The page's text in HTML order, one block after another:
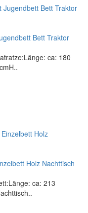
Bett Traktor
ca: 180
Holz Nachttisch
ca: 213